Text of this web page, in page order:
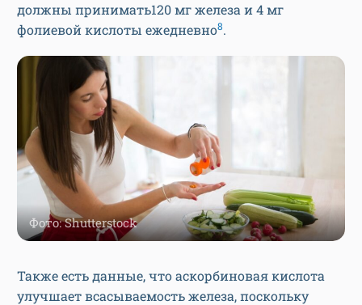
должны принимать120 мг железа и 4 мг
фолиевой кислоты ежедневно8.
Фото: Shutterstock
Также есть данные, что аскорбиновая кислота
улучшает всасываемость железа, поскольку